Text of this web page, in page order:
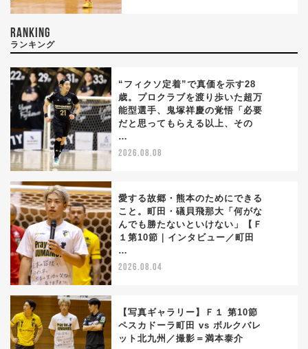
RANKING
ランキング
“フィクソ定着”で真価を示す28
歳。プロクラブを渡り歩いた超万
能型選手、鬼塚祥慶の覚悟「必要
だと思ってもらえる以上、その
…
2026.08.08
愛する故郷・熊本のためにできる
こと。町田・礒貝飛那大「何がな
んでも勝たないといけない」【Ｆ
１第10節｜インタビュー／町田
…
2026.08.04
【写真ギャラリー】Ｆ１ 第10節
ペスカドーラ町田 vs ボルクバレ
ット北九州／撮影＝満本泰介